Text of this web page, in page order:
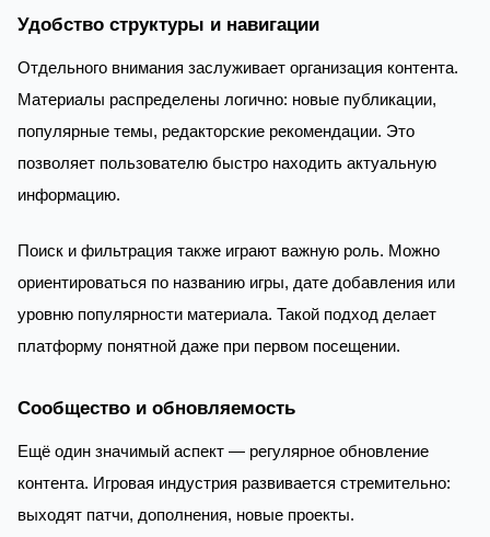
Удобство структуры и навигации
Отдельного внимания заслуживает организация контента.
Материалы распределены логично: новые публикации,
популярные темы, редакторские рекомендации. Это
позволяет пользователю быстро находить актуальную
информацию.
Поиск и фильтрация также играют важную роль. Можно
ориентироваться по названию игры, дате добавления или
уровню популярности материала. Такой подход делает
платформу понятной даже при первом посещении.
Сообщество и обновляемость
Ещё один значимый аспект — регулярное обновление
контента. Игровая индустрия развивается стремительно:
выходят патчи, дополнения, новые проекты.